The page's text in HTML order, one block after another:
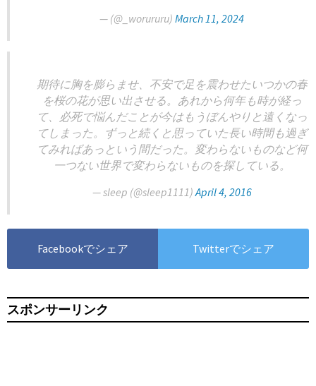
— (@_worururu) March 11, 2024
期待に胸を膨らませ、不安で足を震わせたいつかの春
を桜の花が思い出させる。あれから何年も時が経っ
て、必死で悩んだことが今はもうぼんやりと遠くなっ
てしまった。ずっと続くと思っていた長い時間も過ぎ
てみればあっという間だった。変わらないものなど何
一つない世界で変わらないものを探している。
— sleep (@sleep1111)April 4, 2016
Facebookでシェア Twitterでシェア
スポンサーリンク